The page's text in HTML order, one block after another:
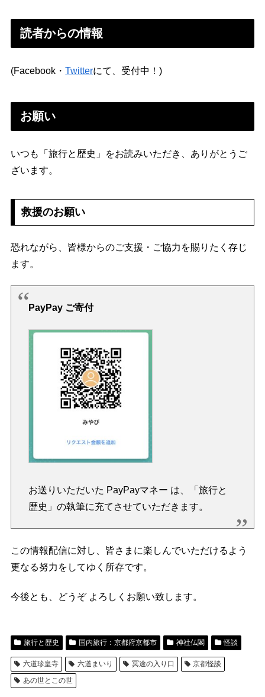
読者からの情報
(Facebook・Twitterにて、受付中！)
お願い
いつも「旅行と歴史」をお読みいただき、ありがとうご
ざいます。
救援のお願い
恐れながら、皆様からのご支援・ご協力を賜りたく存じ
ます。
PayPay ご寄付
お送りいただいた PayPayマネー は、「旅行と
歴史」の執筆に充てさせていただきます。
この情報配信に対し、皆さまに楽しんでいただけるよう
更なる努力をしてゆく所存です。
今後とも、どうぞ よろしくお願い致します。
旅行と歴史 国内旅行：京都府京都市 神社仏閣 怪談
六道珍皇寺 六道まいり 冥途の入り口
京都怪談
あの世とこの世